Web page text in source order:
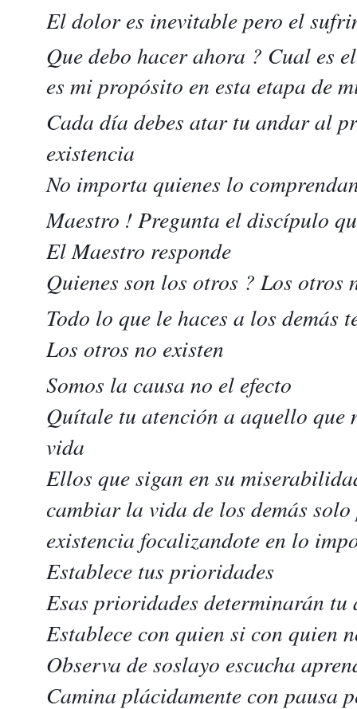
El dolor es inevitable pero el
Que debo hacer ahora ? Cual es
es mi propósito en esta etapa de
Cada día debes atar tu andar al
existencia
No importa quienes lo
Maestro ! Pregunta el discípulo
El Maestro responde
Quienes son los otros ? Los otros
Todo lo que le haces a los demás
Los otros no existen
Somos la causa no el efecto
Quítale tu atención a aquello que
vida
Ellos que sigan en su
cambiar la vida de los demás
existencia focalizandote en lo
Establece tus prioridades
Esas prioridades determinarán tu
Establece con quien si con quien
Observa de soslayo escucha
Camina plácidamente con pausa